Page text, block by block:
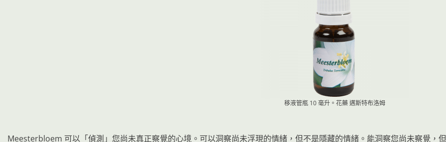
移液管瓶 10 毫升。花藥邁斯特布洛姆
Meesterbloem 可以「偵測」您尚未真正察覺的心境。可以洞察尚未浮現的情緒，但不是隱藏的情緒。能洞察您尚未察覺，